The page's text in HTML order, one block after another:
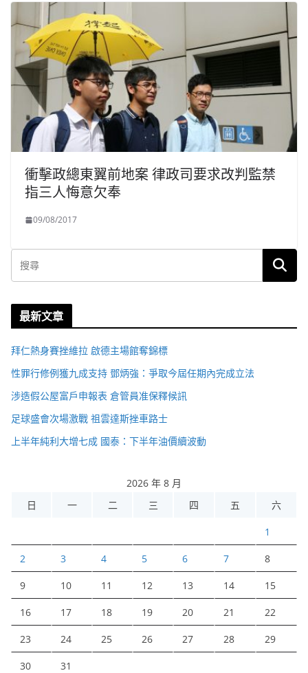
衝擊政總東翼前地案 律政司要求改判監禁
指三人悔意欠奉
09/08/2017
最新文章
拜仁熱身賽挫維拉 啟德主場館奪錦標
性罪行修例獲九成支持 鄧炳強：爭取今屆任期內完成立法
涉造假公屋富戶申報表 倉管員准保釋候訊
足球盛會次場激戰 祖雲達斯挫車路士
上半年純利大增七成 國泰：下半年油價續波動
2026 年 8 月
日
一 二 三 四 五 六
1
2 3 4 5 6 7 8
9 10 11 12 13 14 15
16 17 18 19 20 21 22
23 24 25 26 27 28 29
30 31